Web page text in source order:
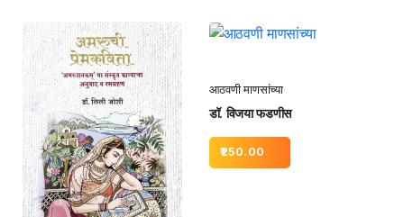
आठवणी माणसांच्या
डॉ. विजया फडणीस
250.00